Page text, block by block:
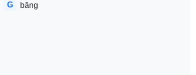
G băng